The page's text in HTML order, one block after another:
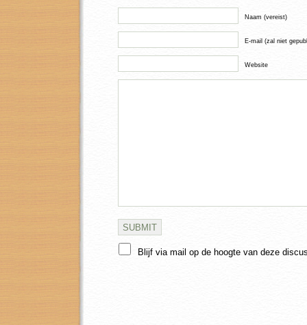
Naam (vereist)
E-mail (zal niet
Website
Blijf via mail op de hoogte van deze